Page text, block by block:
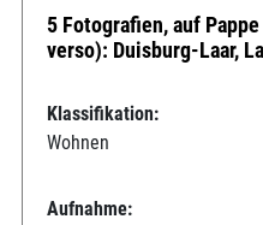
5 Fotografien, auf
verso): Duisburg-Laar,
Klassifikation:
Wohnen
Aufnahme: